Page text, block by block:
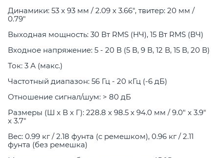
Динамики: 53 x 93 мм / 2.09 x 3.66", твитер: 20 мм /
0.79"
Выходная мощность: 30 Вт RMS (НЧ), 15 Вт RMS (ВЧ)
Входное напряжение: 5 - 20 В (5 В, 9 В, 12 В, 15 В, 20 В)
Ток: 3 А (макс.)
Частотный диапазон: 56 Гц - 20 кГц (-6 дБ)
Отношение сигнал/шум: > 80 дБ
Размеры (Ш x В x Г): 228.8 x 98.5 x 94.0 мм / 9.0" x 3.9"
x 3.7"
Вес: 0.99 кг / 2.18 фунта (с ремешком), 0.96 кг / 2.11
фунта (без ремешка)